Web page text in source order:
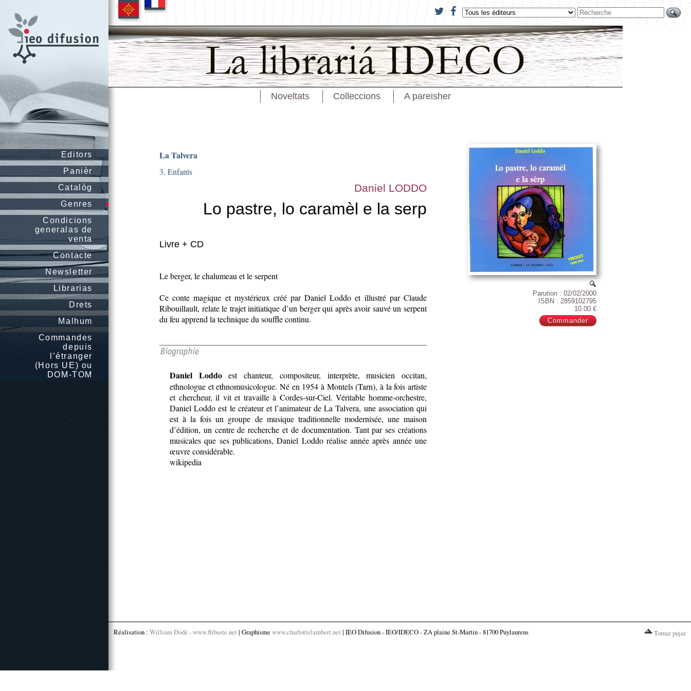
Editors
Panièr
Catalòg
Genres
Condicions
generalas de
venta
Contacte
Newsletter
Librarias
Drets
Malhum
Commandes
depuis
l’étranger
(Hors UE) ou
DOM-TOM
Noveltats Colleccions A pareisher
Parution : 02/02/2000
ISBN : 2859102795
10.00 €
La Talvera
3. Enfants
Daniel LODDO
Lo pastre, lo caramèl e la serp
Livre + CD
Le berger, le chalumeau et le serpent
Ce conte magique et mystérieux créé par Daniel Loddo et illustré par Claude
Ribouillault, relate le trajet initiatique d’un berger qui après avoir sauvé un serpent
du feu apprend la technique du souffle continu.
Daniel Loddoest chanteur, compositeur, interprète, musicien occitan,
ethnologue et ethnomusicologue. Né en 1954 à Montels (Tarn), à la fois artiste
et chercheur, il vit et travaille à Cordes-sur-Ciel. Véritable homme-orchestre,
Daniel Loddo est le créateur et l’animateur de La Talvera, une association qui
est à la fois un groupe de musique traditionnelle modernisée, une maison
d’édition, un centre de recherche et de documentation. Tant par ses créations
musicales que ses publications, Daniel Loddo réalise année après année une
œuvre considérable.
wikipedia
Réalisation : William Dodé - www.flibuste.net | Graphisme www.charlottelambert.net | IEO Difusion - IEO/IDECO - ZA plaine St-Martin - 81700 Puylaurens Tornar pujar